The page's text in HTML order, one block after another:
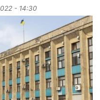
- 14:30